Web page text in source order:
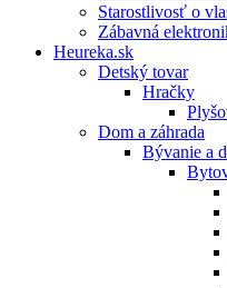
Starostlivosť o
Zábavná
Heureka.sk
Detský tovar
Hračky
Dom a záhrada
Bývanie a